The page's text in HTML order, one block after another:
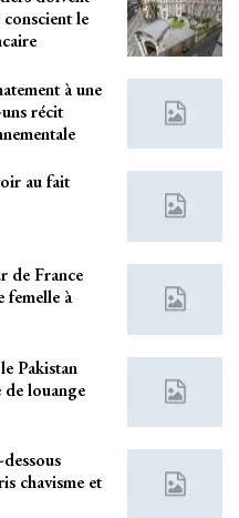
le
à une
récit
au fait
de France
femelle à
Pakistan
de louange
chavisme et